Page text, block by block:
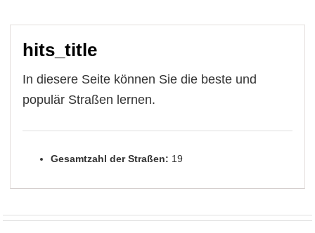
hits_title
In diesere Seite können Sie die beste und
populär Straßen lernen.
Gesamtzahl der Straßen: 19